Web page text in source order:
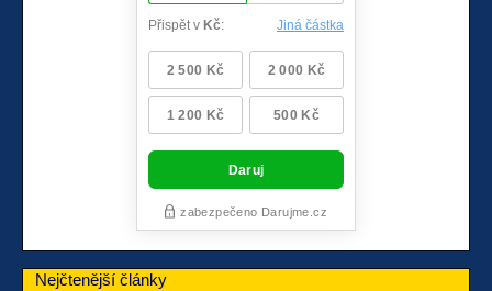
Nejčtenější články